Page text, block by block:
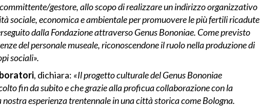
gestore, allo scopo di realizzare un indirizzo organizzativo
sociale, economica e ambientale per promuovere le più fertili ricadute
dalla Fondazione attraverso Genus Bononiae. Come previsto
del personale museale, riconoscendone il ruolo nella produzione di
sociali».
, dichiara: «Il progetto culturale del Genus Bononiae
fin da subito e che grazie alla proficua collaborazione con la
esperienza trentennale in una città storica come Bologna.